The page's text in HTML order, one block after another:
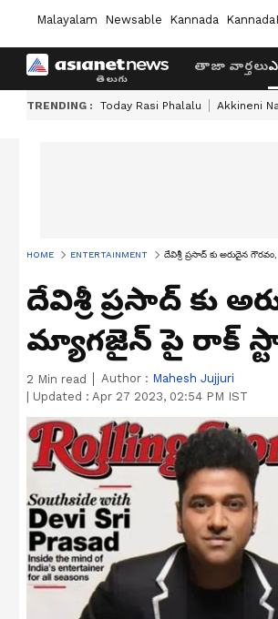
Malayalam Newsable Kannada
తాజా వార్తలు
TRENDING : Today Rasi Phalalu Akkineni
HOME ENTERTAINMENT దేవిశ్రీ ప్రసాద్ కు అరుదైన
దేవిశ్రీ ప్రసాద్ కు
మ్యాగజైన్ పై రాక్
2 Min read Author : Mahesh Jujjuri
Updated : Apr 27 2023, 02:54 PM IST